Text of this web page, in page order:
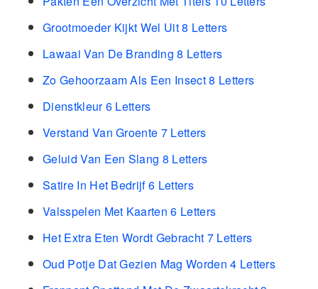
Grootmoeder Kijkt Wel Uit 8 Letters
Lawaai Van De Branding 8 Letters
Zo Gehoorzaam Als Een Insect 8 Letters
Dienstkleur 6 Letters
Verstand Van Groente 7 Letters
Geluid Van Een Slang 8 Letters
Satire In Het Bedrijf 6 Letters
Valsspelen Met Kaarten 6 Letters
Het Extra Eten Wordt Gebracht 7 Letters
Oud Potje Dat Gezien Mag Worden 4 Letters